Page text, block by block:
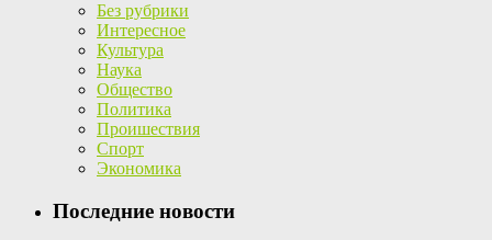
Без рубрики
Интересное
Культура
Наука
Общество
Политика
Проишествия
Спорт
Экономика
Последние новости